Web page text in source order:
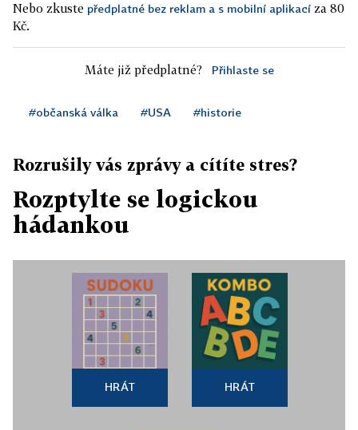
Nebo zkuste předplatné bez reklam a s mobilní aplikací za 80
Kč.
Máte již předplatné? Přihlaste se
#občanská válka #USA #historie
Rozrušily vás zprávy a cítíte stres?
Rozptylte se logickou
hádankou
HRÁT HRÁT